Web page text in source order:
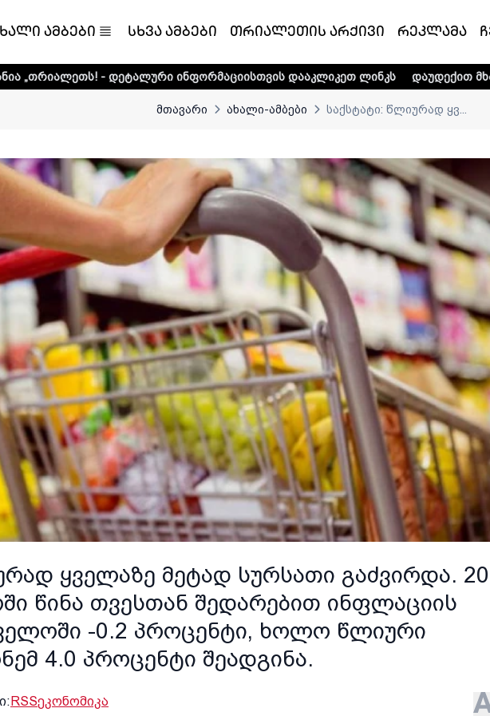
ამბები სხვა ამბები თრიალეთის არქივი რეკლამა
ინფორმაციისთვის დააკლიკეთ ლინკს დაუდექით მხარში ტელე-რადიო
მთავარი ახალი-ამბები საქსტატი: წლიურად ყვ...
ყველაზე მეტად სურსათი გაძვირდა.
წინა თვესთან შედარებით ინფლაციის
-0.2 პროცენტი, ხოლო წლიური
4.0 პროცენტი შეადგინა.
RSSეკონომიკა